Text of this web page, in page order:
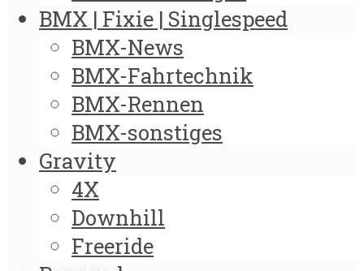
BMX | Fixie | Singlespeed
BMX-News
BMX-Fahrtechnik
BMX-Rennen
BMX-sonstiges
Gravity
4X
Downhill
Freeride